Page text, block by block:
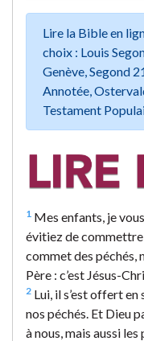
Lire la Bible en
choix : Louis
Genève, Segond
Annotée,
Testament
1 Mes enfants, je
évitiez de commettre
commet des péchés,
Père : c’est Jésus-
2 Lui, il s’est offert
nos péchés. Et Dieu
à nous, mais aussi